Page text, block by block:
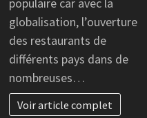
populaire car avec la
globalisation, l’ouverture
des restaurants de
différents pays dans de
nombreuses…
Voir article complet